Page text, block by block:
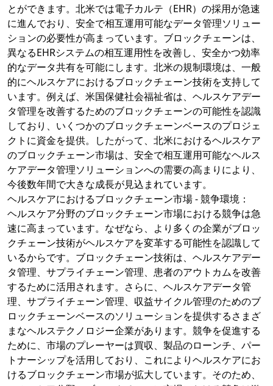
とができます。北米では電子カルテ（EHR）の採用が急速
に進んでおり、安全で相互運用可能なデータ管理ソリュー
ションの必要性が高まっています。ブロックチェーンは、
異なるEHRシステムの相互運用性を改善し、安全かつ効率
的なデータ共有を可能にします。北米の規制環境は、一般
的にヘルスケアにおけるブロックチェーン技術を支持して
います。例えば、米国保健社会福祉省は、ヘルスケアデー
タ管理を改善するためのブロックチェーンの可能性を認識
しており、いくつかのブロックチェーンベースのプロジェ
クトに資金を提供。したがって、北米におけるヘルスケア
のブロックチェーン市場は、安全で相互運用可能なヘルス
ケアデータ管理ソリューションへの需要の高まりにより、
今後数年間で大きな成長が見込まれています。
ヘルスケアにおけるブロックチェーン市場 - 競争環境：
ヘルスケア分野のブロックチェーン市場における競争は急
速に高まっています。なぜなら、より多くの企業がブロッ
クチェーン技術がヘルスケアを変革する可能性を認識して
いるからです。ブロックチェーン技術は、ヘルスケアデー
タ管理、サプライチェーン管理、患者のアウトカムを改善
するために活用されます。さらに、ヘルスケアデータ管
理、サプライチェーン管理、収益サイクル管理のためのブ
ロックチェーンベースのソリューションを提供するさまざ
まなヘルステクノロジー企業があります。競争を促進する
ために、市場のプレーヤーは買収、製品のローンチ、パー
トナーシップを活用しており、これによりヘルスケアにお
けるブロックチェーン市場が拡大しています。そのため、